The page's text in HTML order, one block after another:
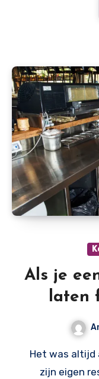
Als je
laten
Het was altijd al een droom van Frederic om
zijn eigen